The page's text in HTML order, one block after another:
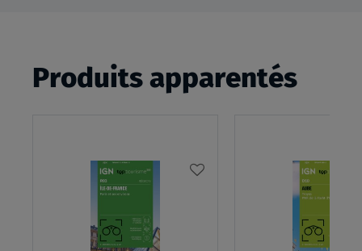
Produits apparentés